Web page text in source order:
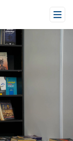
Open Menu